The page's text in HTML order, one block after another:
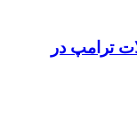
ترامپ در